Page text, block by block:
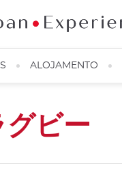
ALOJAMENTO
グビー